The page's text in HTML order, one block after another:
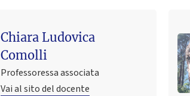
Chiara Ludovica
Comolli
Professoressa associata
Vai al sito del docente
studenti volontari per la European
(EPC) - Bologna 3-6 Giugno
18 febbraio 2026 11:27